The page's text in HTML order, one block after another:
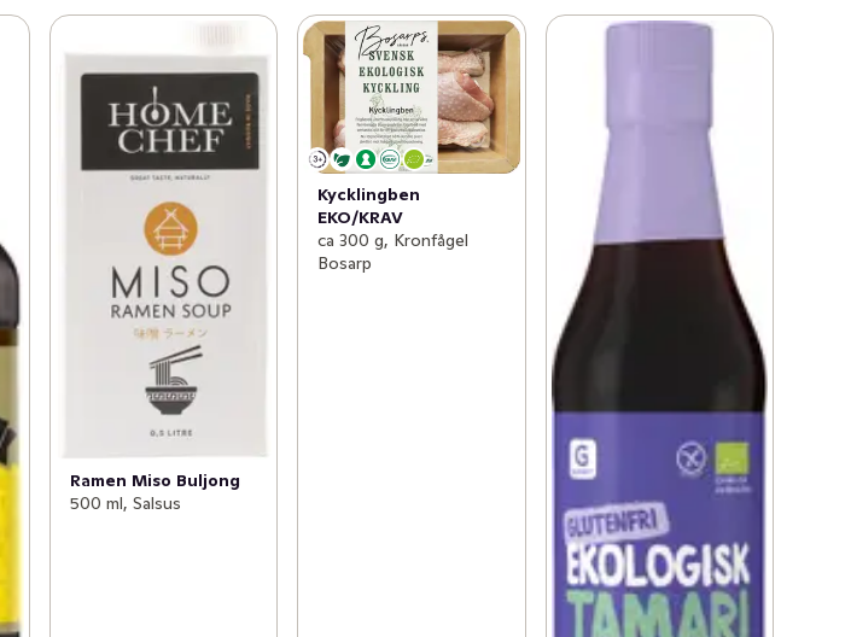
Ramen Miso Buljong
500 ml, Salsus
Kycklingben
EKO/KRAV
ca 300 g, Kronfågel
Bosarp